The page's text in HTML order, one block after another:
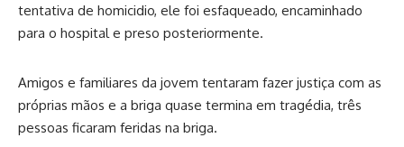
tentativa de homicidio, ele foi esfaqueado, encaminhado
para o hospital e preso posteriormente.
Amigos e familiares da jovem tentaram fazer justiça com as
próprias mãos e a briga quase termina em tragédia, três
pessoas ficaram feridas na briga.